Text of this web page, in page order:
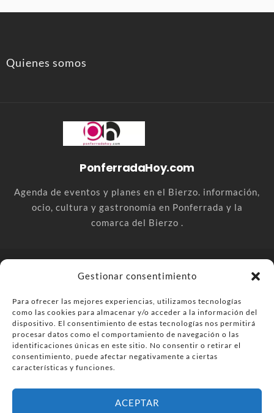
Gestionar consentimiento
Para ofrecer las mejores experiencias, utilizamos tecnologías
como las cookies para almacenar y/o acceder a la información del
dispositivo. El consentimiento de estas tecnologías nos permitirá
procesar datos como el comportamiento de navegación o las
identificaciones únicas en este sitio. No consentir o retirar el
consentimiento, puede afectar negativamente a ciertas
características y funciones.
ACEPTAR
Quienes somos
PonferradaHoy.com
Agenda de eventos y planes en el Bierzo. información,
ocio, cultura y gastronomía en Ponferrada y la
comarca del Bierzo .
comarca del Bierzo
Anúnciate
Más información sobre las cookies
Envía tu negocio
Contacta Política de privacidad